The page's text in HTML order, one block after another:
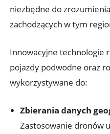
niezbędne⁢ do
zachodzących w tym
Innowacyjne ​technologie
pojazdy podwodne oraz
wykorzystywane ⁤do:
Zbierania danych
Zastosowanie dronów